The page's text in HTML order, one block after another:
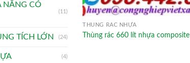
NĂNG CÓ
(11)
TÍCH LỚN (24)
(4)
THÙNG RÁC NHỰA
Thùng rác 660 lít nhựa composite